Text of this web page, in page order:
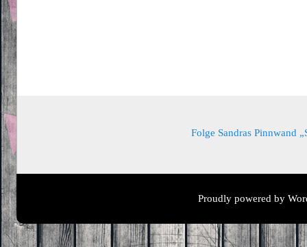
Folge Sandras Pinnwand
Proudly powered by